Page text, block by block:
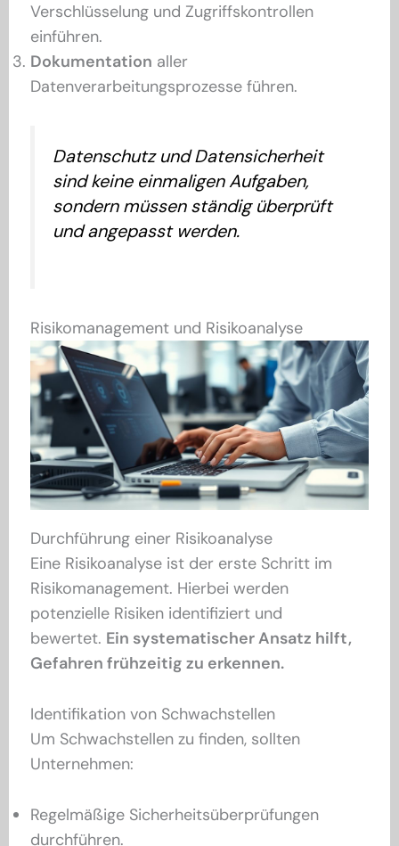
Verschlüsselung und Zugriffskontrollen
einführen.
Dokumentation aller
Datenverarbeitungsprozesse führen.
Datenschutz und Datensicherheit
sind keine einmaligen Aufgaben,
sondern müssen ständig überprüft
und angepasst werden.
Risikomanagement und Risikoanalyse
Durchführung einer Risikoanalyse
Eine Risikoanalyse ist der erste Schritt im
Risikomanagement. Hierbei werden
potenzielle Risiken identifiziert und
bewertet. Ein systematischer Ansatz hilft,
Gefahren frühzeitig zu erkennen.
Identifikation von Schwachstellen
Um Schwachstellen zu finden, sollten
Unternehmen:
Regelmäßige Sicherheitsüberprüfungen
durchführen.